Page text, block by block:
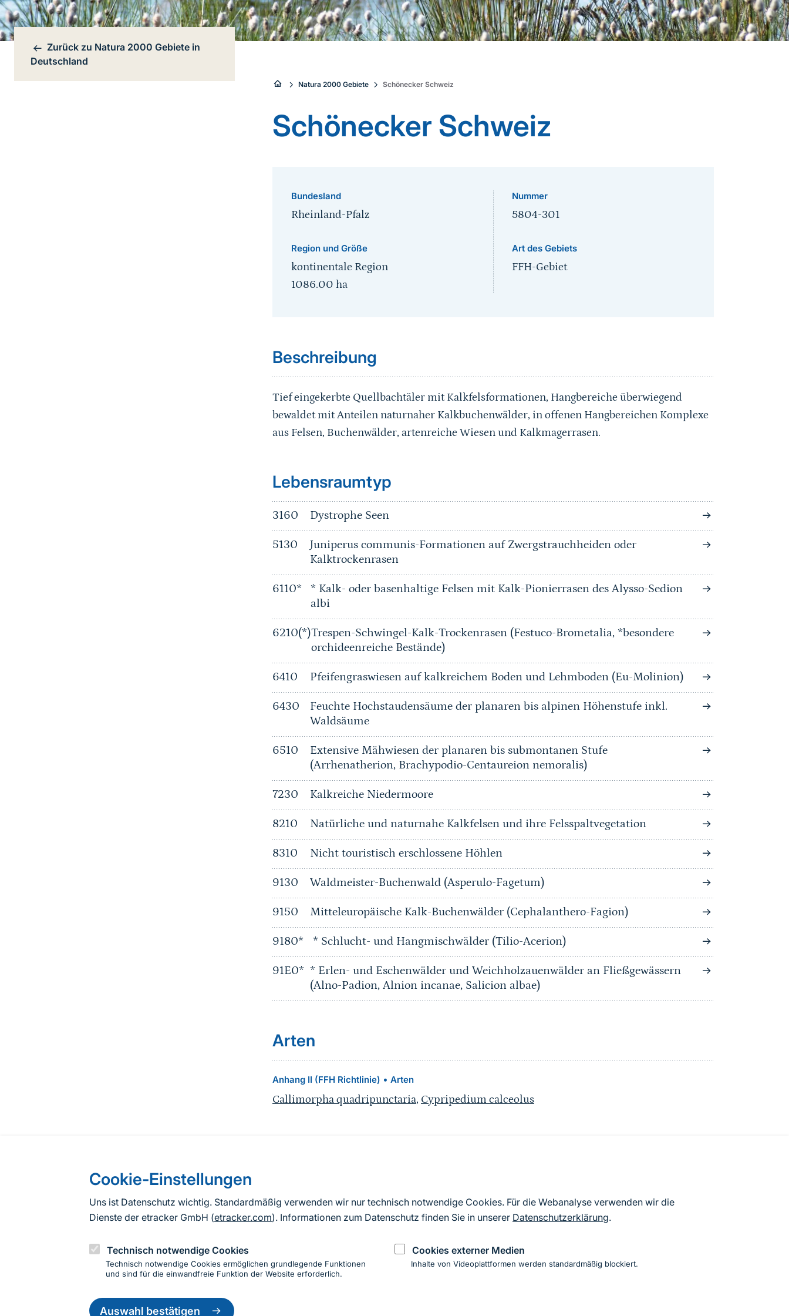
Cookie-Einstellungen
Uns ist Datenschutz wichtig. Standardmäßig verwenden wir nur technisch notwendige Cookies. Für die Webanalyse verwenden wir die
Dienste der etracker GmbH (etracker.com). Informationen zum Datenschutz finden Sie in unserer Datenschutzerklärung.
Technisch notwendige Cookies
Technisch notwendige Cookies ermöglichen grundlegende Funktionen
und sind für die einwandfreie Funktion der Website erforderlich.
Cookies externer Medien
Inhalte von Videoplattformen werden standardmäßig blockiert.
Auswahl bestätigen
Einwilligung
zurückziehen
Bereichsnavigation
Zurück zu Natura 2000 Gebiete in
Deutschland
Sie
sind
hier:
Natura 2000 Gebiete Schönecker Schweiz
Schönecker Schweiz
Bundesland
Rheinland-Pfalz
Region und Größe
kontinentale Region
1086.00 ha
Nummer
5804-301
Art des Gebiets
FFH-Gebiet
Beschreibung
Tief eingekerbte Quellbachtäler mit Kalkfelsformationen, Hangbereiche überwiegend
bewaldet mit Anteilen naturnaher Kalkbuchenwälder, in offenen Hangbereichen Komplexe
aus Felsen, Buchenwälder, artenreiche Wiesen und Kalkmagerrasen.
Sprungmarke
Lebensraumtyp
3160 Dystrophe Seen
5130
Juniperus communis-Formationen auf Zwergstrauchheiden oder
Kalktrockenrasen
6110*
* Kalk- oder basenhaltige Felsen mit Kalk-Pionierrasen des Alysso-Sedion
albi
6210(*)Trespen-Schwingel-Kalk-Trockenrasen (Festuco-Brometalia, *besondere
orchideenreiche Bestände)
6410 Pfeifengraswiesen auf kalkreichem Boden und Lehmboden (Eu-Molinion)
6430
Feuchte Hochstaudensäume der planaren bis alpinen Höhenstufe inkl.
Waldsäume
6510
Extensive Mähwiesen der planaren bis submontanen Stufe
(Arrhenatherion, Brachypodio-Centaureion nemoralis)
7230 Kalkreiche Niedermoore
8210 Natürliche und naturnahe Kalkfelsen und ihre Felsspaltvegetation
8310 Nicht touristisch erschlossene Höhlen
9130 Waldmeister-Buchenwald (Asperulo-Fagetum)
9150 Mitteleuropäische Kalk-Buchenwälder (Cephalanthero-Fagion)
9180* * Schlucht- und Hangmischwälder (Tilio-Acerion)
91E0* * Erlen- und Eschenwälder und Weichholzauenwälder an Fließgewässern
(Alno-Padion, Alnion incanae, Salicion albae)
Arten
Anhang II (FFH Richtlinie) • Arten
Callimorpha quadripunctaria, Cypripedium calceolus
Nach Angaben der an die EU übermittelten Standarddatenbögen Deutschlands (Stand:
2019). Aus besonderen Schutzgründen enthalten die zur Veröffentlichung freigegebenen